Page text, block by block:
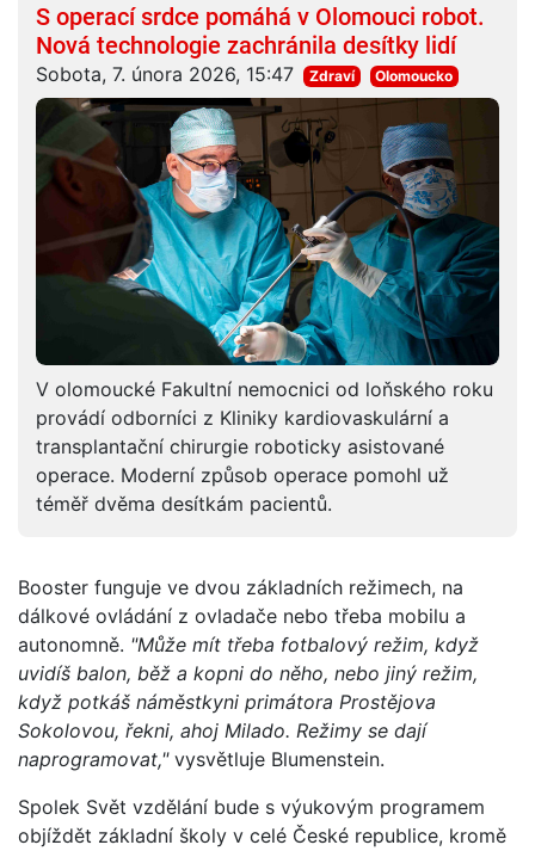
S operací srdce pomáhá v Olomouci robot.
Nová technologie zachránila desítky lidí
Sobota, 7. února 2026, 15:47 Zdraví Olomoucko
V olomoucké Fakultní nemocnici od loňského roku
provádí odborníci z Kliniky kardiovaskulární a
transplantační chirurgie roboticky asistované
operace. Moderní způsob operace pomohl už
téměř dvěma desítkám pacientů.
Booster funguje ve dvou základních režimech, na
dálkové ovládání z ovladače nebo třeba mobilu a
autonomně. "Může mít třeba fotbalový režim, když
uvidíš balon, běž a kopni do něho, nebo jiný režim,
když potkáš náměstkyni primátora Prostějova
Sokolovou, řekni, ahoj Milado. Režimy se dají
naprogramovat,"vysvětluje Blumenstein.
Spolek Svět vzdělání bude s výukovým programem
objíždět základní školy v celé České republice, kromě